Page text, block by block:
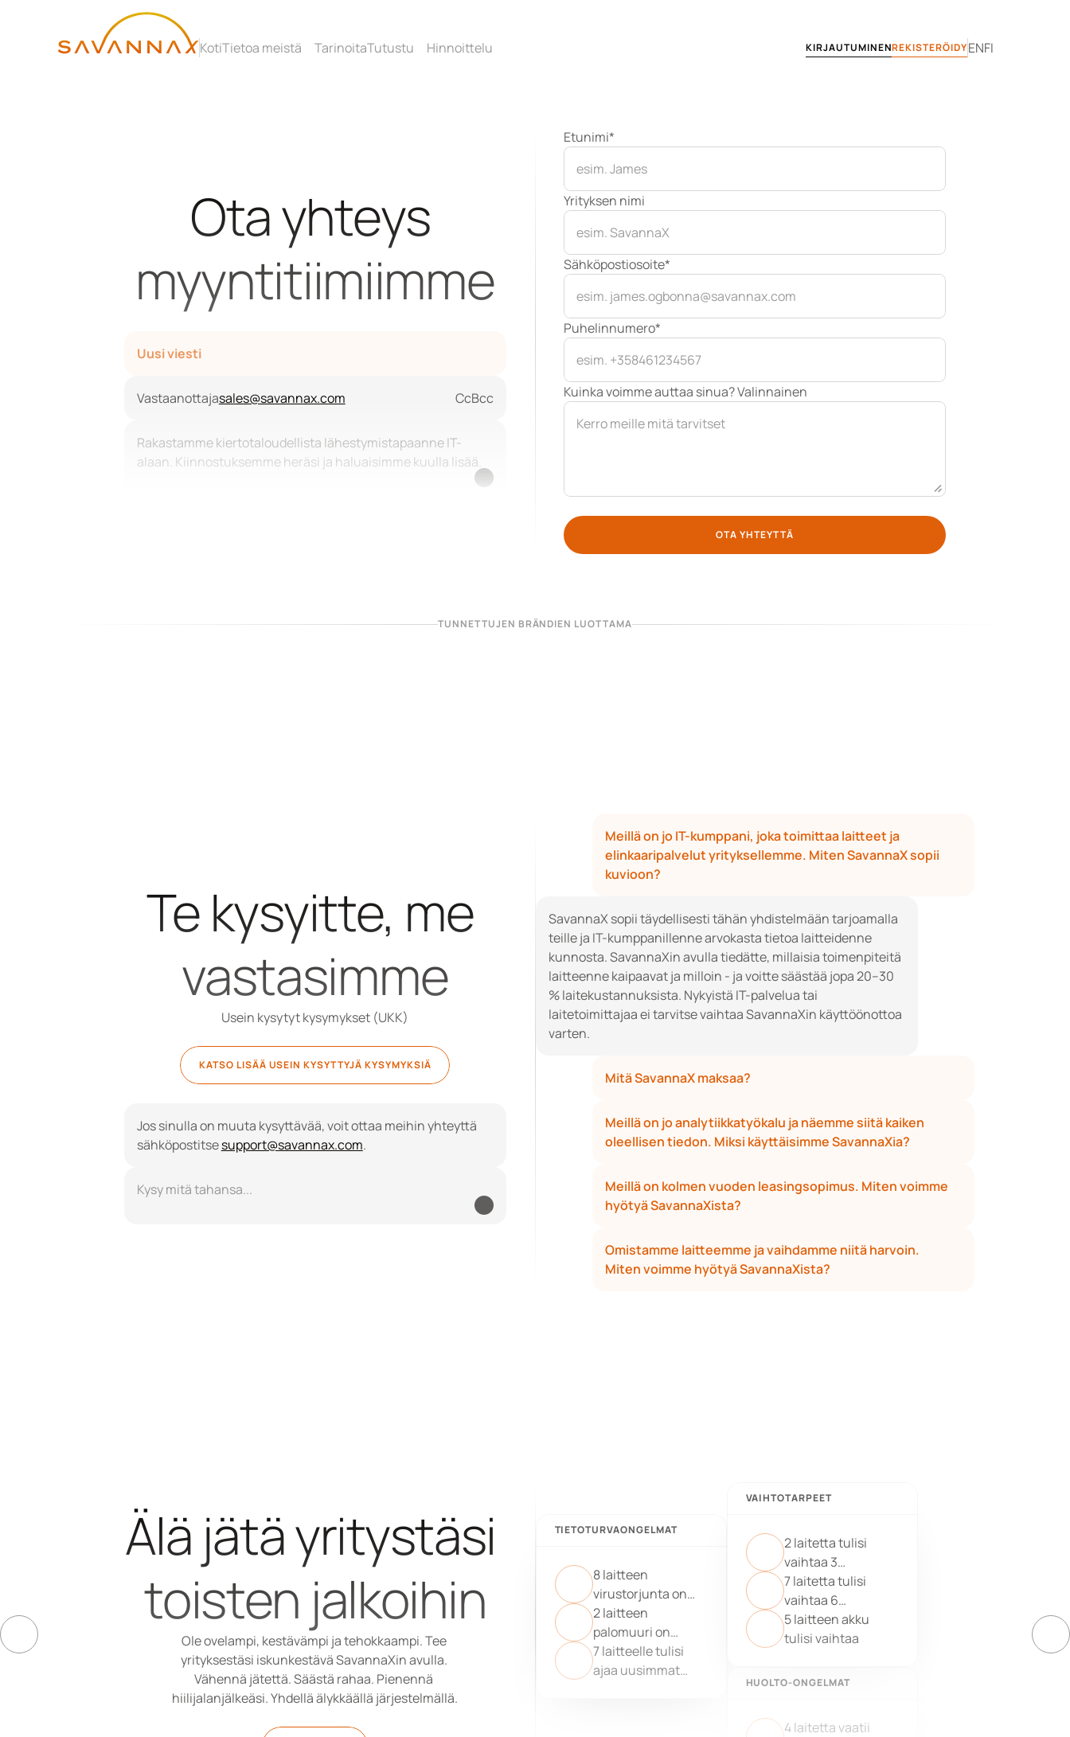
KotiTietoa meistä TarinoitaTutustu Hinnoittelu KIRJAUTUMINENREKISTERÖIDYENFI
Ota yhteys
myyntitiimiimme
Uusi viesti
Vastaanottajasales@savannax.com CcBcc
Rakastamme kiertotaloudellista lähestymistapaanne IT-
alaan. Kiinnostuksemme heräsi ja haluaisimme kuulla lisää.
Etunimi*
Yrityksen nimi
Sähköpostiosoite*
Puhelinnumero*
Kuinka voimme auttaa sinua? Valinnainen
OTA YHTEYTTÄ
TUNNETTUJEN BRÄNDIEN LUOTTAMA
Te kysyitte, me
vastasimme
Usein kysytyt kysymykset (UKK)
KATSO LISÄÄ USEIN KYSYTTYJÄ KYSYMYKSIÄ
Jos sinulla on muuta kysyttävää, voit ottaa meihin yhteyttä
sähköpostitse support@savannax.com.
Kysy mitä tahansa...
Meillä on jo IT-kumppani, joka toimittaa laitteet ja
elinkaaripalvelut yrityksellemme. Miten SavannaX sopii
kuvioon?
SavannaX sopii täydellisesti tähän yhdistelmään tarjoamalla
teille ja IT-kumppanillenne arvokasta tietoa laitteidenne
kunnosta. SavannaXin avulla tiedätte, millaisia toimenpiteitä
laitteenne kaipaavat ja milloin - ja voitte säästää jopa 20–30
% laitekustannuksista. Nykyistä IT-palvelua tai
laitetoimittajaa ei tarvitse vaihtaa SavannaXin käyttöönottoa
varten.
Mitä SavannaX maksaa?
Meillä on jo analytiikkatyökalu ja näemme siitä kaiken
oleellisen tiedon. Miksi käyttäisimme SavannaXia?
Meillä on kolmen vuoden leasingsopimus. Miten voimme
hyötyä SavannaXista?
Omistamme laitteemme ja vaihdamme niitä harvoin.
Miten voimme hyötyä SavannaXista?
Älä jätä yritystäsi
toisten jalkoihin
Ole ovelampi, kestävämpi ja tehokkaampi. Tee
yrityksestäsi iskunkestävä SavannaXin avulla.
Vähennä jätettä. Säästä rahaa. Pienennä
hiilijalanjälkeäsi. Yhdellä älykkäällä järjestelmällä.
TIETOTURVAONGELMAT
8 laitteen
virustorjunta on
tarkistettava
2 laitteen
palomuuri on
tarkistettava
7 laitteelle tulisi
ajaa uusimmat
VAIHTOTARPEET
2 laitetta tulisi
vaihtaa 3
kuukauden
kuluessa
7 laitetta tulisi
vaihtaa 6
kuukauden
kuluessa
5 laitteen akku
tulisi vaihtaa
HUOLTO-ONGELMAT
4 laitetta vaatii